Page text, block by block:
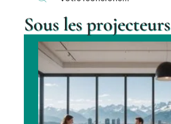
Sous les projecteurs